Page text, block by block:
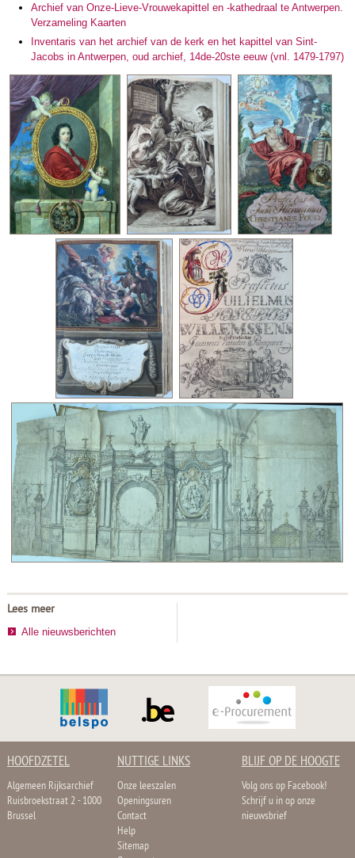
Archief van Onze-Lieve-Vrouwekapittel en -kathedraal te Antwerpen.
Verzameling Kaarten
Inventaris van het archief van de kerk en het kapittel van Sint-
Jacobs in Antwerpen, oud archief, 14de-20ste eeuw (vnl. 1479-1797)
Lees meer
Alle nieuwsberichten
HOOFDZETEL
Algemeen Rijksarchief
Ruisbroekstraat 2 - 1000
Brussel
NUTTIGE LINKS
Onze leeszalen
Openingsuren
Contact
Help
Sitemap
BLIJF OP DE HOOGTE
Volg ons op Facebook!
Schrijf u in op onze
nieuwsbrief